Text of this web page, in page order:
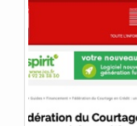
juillet 2020 (3)
juin 2020 (6)
mai 2020 (2)
avril 2020 (6)
mars 2020 (3)
février 2020 (1)